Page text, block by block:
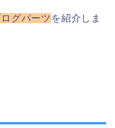
グパーツ を紹介しま